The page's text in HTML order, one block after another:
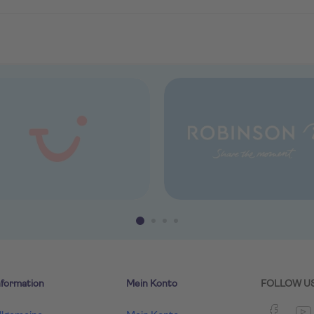
Mein Konto FOLLOW